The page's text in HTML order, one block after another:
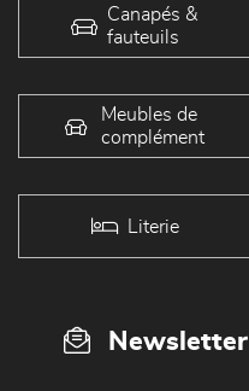
Canapés &
fauteuils
Meubles de
complément
Literie
Newsletter